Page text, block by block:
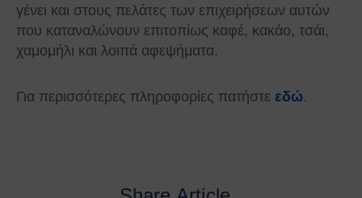
γένει και στους πελάτες των επιχειρήσεων αυτών
που καταναλώνουν επιτοπίως καφέ, κακάο, τσάι,
χαμομήλι και λοιπά αφεψήματα.
Για περισσότερες πληροφορίες πατήστε εδώ.